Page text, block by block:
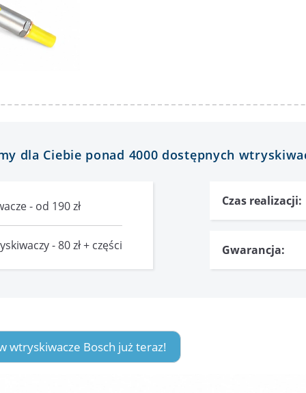
dla Ciebie ponad 4000 dostępnych
- od 190 zł
- 80 zł + części
Czas realizacji:
Gwarancja:
wtryskiwacze Bosch już teraz!